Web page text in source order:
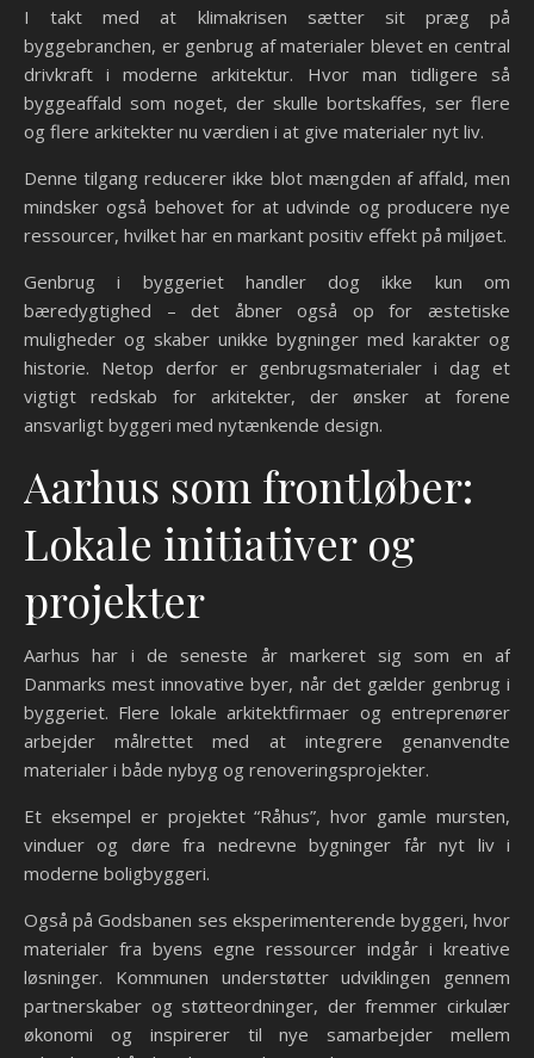
I takt med at klimakrisen sætter sit præg på
byggebranchen, er genbrug af materialer blevet en central
drivkraft i moderne arkitektur. Hvor man tidligere så
byggeaffald som noget, der skulle bortskaffes, ser flere
og flere arkitekter nu værdien i at give materialer nyt liv.
Denne tilgang reducerer ikke blot mængden af affald, men
mindsker også behovet for at udvinde og producere nye
ressourcer, hvilket har en markant positiv effekt på miljøet.
Genbrug i byggeriet handler dog ikke kun om
bæredygtighed – det åbner også op for æstetiske
muligheder og skaber unikke bygninger med karakter og
historie. Netop derfor er genbrugsmaterialer i dag et
vigtigt redskab for arkitekter, der ønsker at forene
ansvarligt byggeri med nytænkende design.
Aarhus som frontløber:
Lokale initiativer og
projekter
Aarhus har i de seneste år markeret sig som en af
Danmarks mest innovative byer, når det gælder genbrug i
byggeriet. Flere lokale arkitektfirmaer og entreprenører
arbejder målrettet med at integrere genanvendte
materialer i både nybyg og renoveringsprojekter.
Et eksempel er projektet “Råhus”, hvor gamle mursten,
vinduer og døre fra nedrevne bygninger får nyt liv i
moderne boligbyggeri.
Også på Godsbanen ses eksperimenterende byggeri, hvor
materialer fra byens egne ressourcer indgår i kreative
løsninger. Kommunen understøtter udviklingen gennem
partnerskaber og støtteordninger, der fremmer cirkulær
økonomi og inspirerer til nye samarbejder mellem